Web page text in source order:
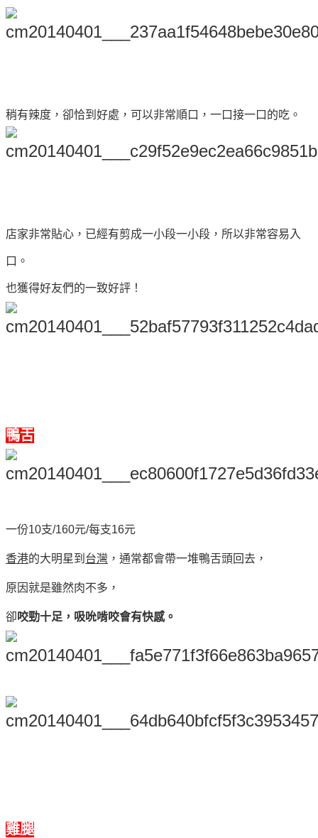
稍有辣度，卻恰到好處，可以非常順口，一口接一口的吃。
店家非常貼心，已經有剪成一小段一小段，所以非常容易入
口。
也獲得好友們的一致好評！
鴨舌
一份10支/160元/每支16元
香港的大明星到 台灣 ，通常都會帶一堆鴨舌頭回去，
原因就是雖然肉不多，
卻咬勁十足，吸吮啃咬會有快感。
雞腿